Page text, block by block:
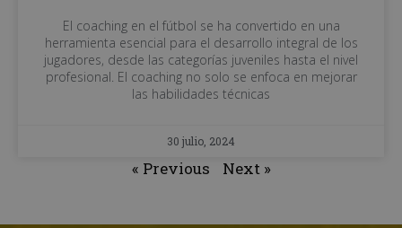
El coaching en el fútbol se ha convertido en una
herramienta esencial para el desarrollo integral de los
jugadores, desde las categorías juveniles hasta el nivel
profesional. El coaching no solo se enfoca en mejorar
las habilidades técnicas
30 julio, 2024
« Previous Next »